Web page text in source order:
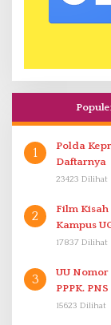
1
Polda
Daftarnya
23423 Dilihat
2
Film
Kampus
17837 Dilihat
3
UU Nomor
PPPK.
15623 Dilihat